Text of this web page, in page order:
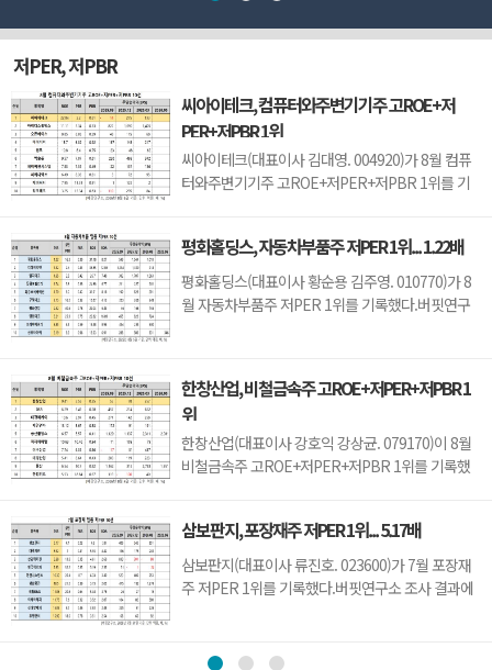
저PER, 저PBR
씨아이테크, 컴퓨터와주변기기주 고ROE+저
PER+저PBR 1위
씨아이테크(대표이사 김대영. 004920)가 8월 컴퓨
터와주변기기주 고ROE+저PER+저PBR 1위를 기
차지했으며, 아이디스홀딩스(054800), 오픈베이스
(049480), 아이디피(332370)가 뒤를 이었다.씨아이
테크는 지난 1분기 매출액 66억원, 영업손실 15억원
평화홀딩스, 자동차부품주 저PER 1위... 1.22배
평화홀딩스(대표이사 황순용 김주영. 010770)가 8
월 자동차부품주 저PER 1위를 기록했다.버핏연구
리티(018500)(1.74)가 뒤를 이었다.평화홀딩스는 1
분기 매출액 2251억원, 영업이익 123억원으로 전년
동기대비 ...
한창산업, 비철금속주 고ROE+저PER+저PBR 1
위
한창산업(대표이사 강호익 강상균. 079170)이 8월
비철금속주 고ROE+저PER+저PBR 1위를 기록했
DSR(155660), 태경비케이(014580), 제일연마
(001560)가 뒤를 이었다.한창산업은 지난 1분기 매
출액 212억원, 영업이익 7억원으로 전년동기대비
삼보판지, 포장재주 저PER 1위... 5.17배
삼보판지(대표이사 류진호. 023600)가 7월 포장재
주 저PER 1위를 기록했다.버핏연구소 조사 결과에
징(272550)(6.68), 한국팩키지(037230)(7.35)가 뒤